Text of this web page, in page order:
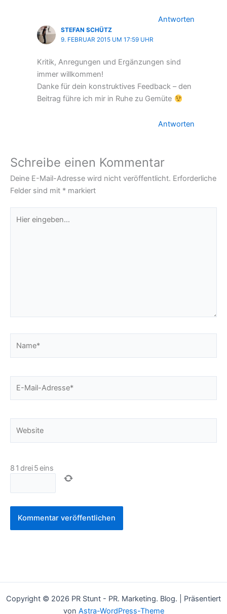
Antworten
STEFAN SCHÜTZ
9. FEBRUAR 2015 UM 17:59 UHR
Kritik, Anregungen und Ergänzungen sind
immer willkommen!
Danke für dein konstruktives Feedback – den
Beitrag führe ich mir in Ruhe zu Gemüte
Antworten
Schreibe einen Kommentar
Deine E-Mail-Adresse wird nicht veröffentlicht. Erforderliche
Felder sind mit * markiert
eingeben…
8 1 drei5eins
Copyright © 2026 PR Stunt - PR. Marketing. Blog. | Präsentiert
von Astra-WordPress-Theme